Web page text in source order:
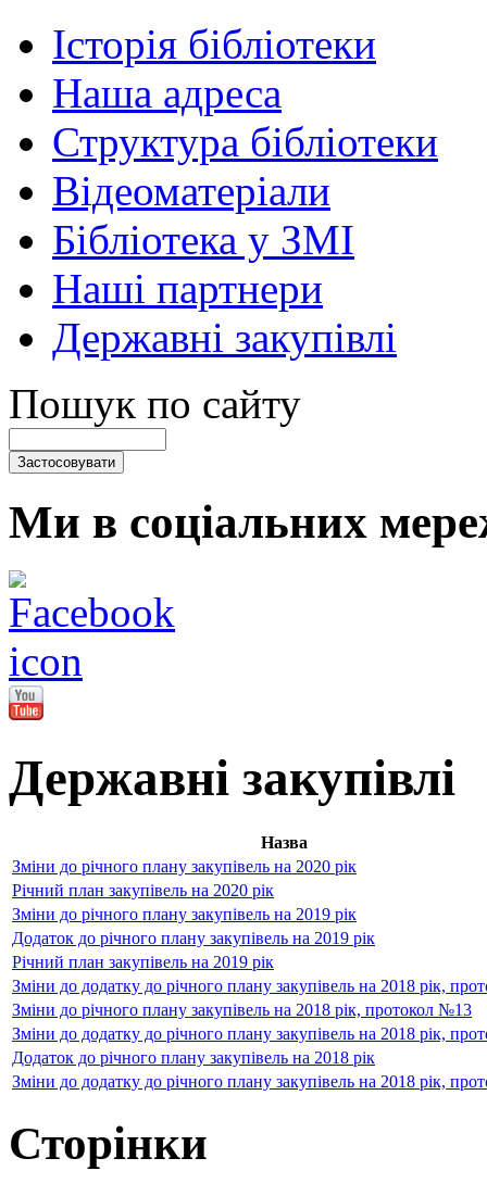
Історія бібліотеки
Наша адреса
Структура бібліотеки
Відеоматеріали
Бібліотека у ЗМІ
Наші партнери
Державні закупівлі
Пошук по сайту
Ми в соціальних
Державні закупівлі
Назва
Зміни до річного плану закупівель на 2020 рік
Річний план закупівель на 2020 рік
Зміни до річного плану закупівель на 2019 рік
Додаток до річного плану закупівель на 2019 рік
Річний план закупівель на 2019 рік
Зміни до додатку до річного плану закупівель на 2018 рік,
Зміни до річного плану закупівель на 2018 рік, протокол №13
Зміни до додатку до річного плану закупівель на 2018 рік,
Додаток до річного плану закупівель на 2018 рік
Зміни до додатку до річного плану закупівель на 2018 рік,
Сторінки